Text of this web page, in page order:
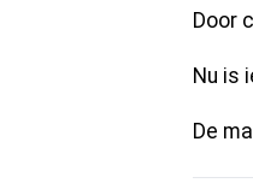
Door
Nu is
De